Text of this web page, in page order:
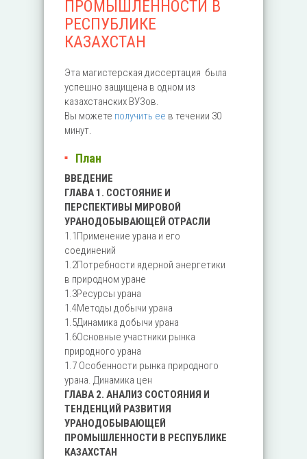
ПРОМЫШЛЕННОСТИ В
РЕСПУБЛИКЕ
КАЗАХСТАН
Эта магистерская диссертация была
успешно защищена в одном из
казахстанских ВУЗов.
Вы можете получить ее в течении 30
минут.
План
ВВЕДЕНИЕ
ГЛАВА 1. СОСТОЯНИЕ И
ПЕРСПЕКТИВЫ МИРОВОЙ
УРАНОДОБЫВАЮЩЕЙ ОТРАСЛИ
1.1Применение урана и его
соединений
1.2Потребности ядерной энергетики
в природном уране
1.3Ресурсы урана
1.4Методы добычи урана
1.5Динамика добычи урана
1.6Основные участники рынка
природного урана
1.7 Особенности рынка природного
урана. Динамика цен
ГЛАВА 2. АНАЛИЗ СОСТОЯНИЯ И
ТЕНДЕНЦИЙ РАЗВИТИЯ
УРАНОДОБЫВАЮЩЕЙ
ПРОМЫШЛЕННОСТИ В РЕСПУБЛИКЕ
КАЗАХСТАН